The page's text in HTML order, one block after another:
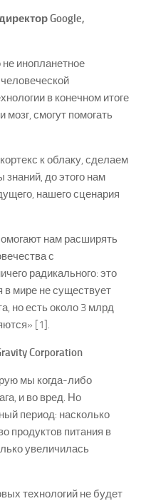
Google,
инопланетное
в конечном итоге
мозг, смогут помогать
к облаку, сделаем
до этого нам
нашего сценария
нам расширять
с
радикального: это
в мире не существует
но есть около 3 млрд
[1].
Corporation
мы когда-либо
и во вред. Но
период: насколько
продуктов питания в
увеличилась
технологий не будет